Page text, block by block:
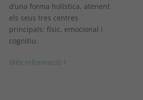
d’una forma holística, atenent
els seus tres centres
principals: físic, emocional i
cognitiu.
Més informació